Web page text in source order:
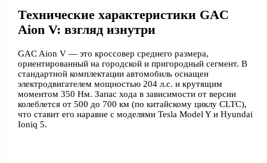
Технические характеристики GAC
Aion V: взгляд изнутри
GAC Aion V — это кроссовер среднего размера,
ориентированный на городской и пригородный сегмент. В
стандартной комплектации автомобиль оснащен
электродвигателем мощностью 204 л.с. и крутящим
моментом 350 Нм. Запас хода в зависимости от версии
колеблется от 500 до 700 км (по китайскому циклу CLTC),
что ставит его наравне с моделями Tesla Model Y и Hyundai
Ioniq 5.